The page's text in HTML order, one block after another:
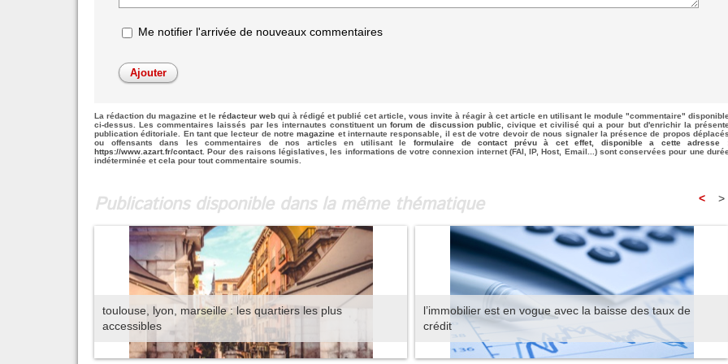
Me notifier l'arrivée de nouveaux commentaires
La rédaction du magazine et le rédacteur web qui à rédigé et publié cet article, vous invite à réagir à cet article en utilisant le module "commentaire"
ci-dessus. Les commentaires laissés par les internautes constituent unforum de discussion public , civique et civilisé qui a pour but d'enrichir la
publication éditoriale. En tant que lecteur de notremagazine et internaute responsable, il est de votre devoir de nous signaler la présence de propos déplacés
ou offensants dans les commentaires de nos articles en utilisant le formulaire de contact prévu à cet effet, disponible a cette adresse
https://www.azart.fr/contact. Pour des raisons législatives, les informations de votre connexion internet (FAI, IP, Host, Email...) sont conservées pour une
indéterminée et cela pour tout commentaire soumis.
Publications disponible dans la même thématique < >
toulouse, lyon, marseille : les quartiers les plus
accessibles
l’immobilier est en vogue avec la baisse des taux de
crédit